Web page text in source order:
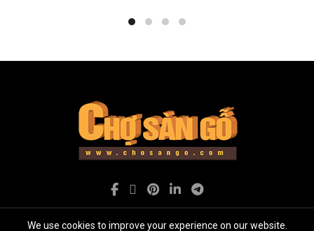
We use cookies to improve your experience on our website.